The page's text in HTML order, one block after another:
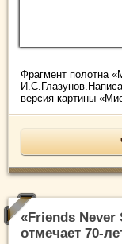
Фрагмент полотна
версия картины
«Friends Never
отмечает 70-